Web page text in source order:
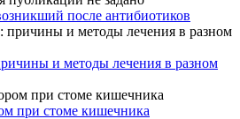
после антибиотиков
и методы лечения в разном
при стоме кишечника